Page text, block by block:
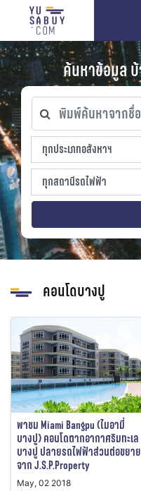
ค้นหาข้อมูล
พิมพ์ค้นหาจากชื่อโคร
ทุกประเภทอสังหาฯ
ทุกประเภทอสังหาฯ
sproperty
ทุกทำเลที่ตั้ง
ทุกสถานีรถไฟฟ้า
ทุกสถานีรถไฟฟ้า
strain-station
ทุกช่วงราคา
คอนโดบางปู
พาชม Miami Bangpu (ไมอามี่
บางปู) คอนโดตากอากาศริมทะเล
บางปู ปลายรถไฟฟ้าส่วนต่อขยาย
จาก J.S.P.Property
May, 02 2018